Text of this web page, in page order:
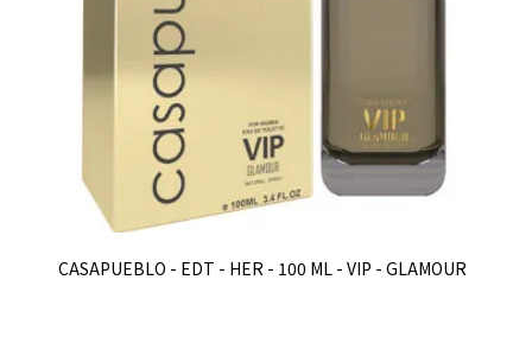
CASAPUEBLO - EDT - HER - 100 ML - VIP - GLAMOUR